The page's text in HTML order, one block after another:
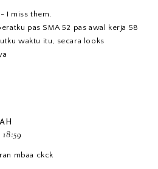
I miss them.
pas SMA 52 pas awal kerja 58
waktu itu, secara looks
mbaa ckck